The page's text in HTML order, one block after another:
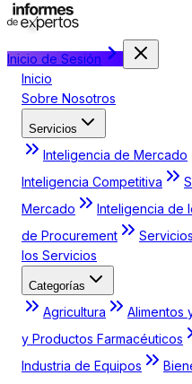
Inicio de Sesión
Inicio
Sobre Nosotros
Servicios
Inteligencia de Mercado
Inteligencia Competitiva
Mercado
Inteligencia de
de Procurement
los Servicios
Categorías
Agricultura Alimentos
y Productos Farmacéuticos
Industria de Equipos